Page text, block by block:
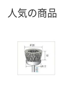
人気の商品